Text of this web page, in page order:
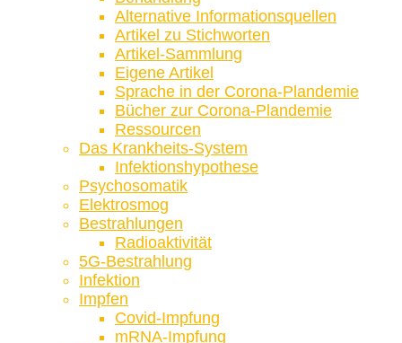
Alternative Informationsquellen
Artikel zu Stichworten
Artikel-Sammlung
Eigene Artikel
Sprache in der Corona-Plandemie
Bücher zur Corona-Plandemie
Ressourcen
Das Krankheits-System
Infektionshypothese
Psychosomatik
Elektrosmog
Bestrahlungen
Radioaktivität
5G-Bestrahlung
Infektion
Impfen
Covid-Impfung
mRNA-Impfung